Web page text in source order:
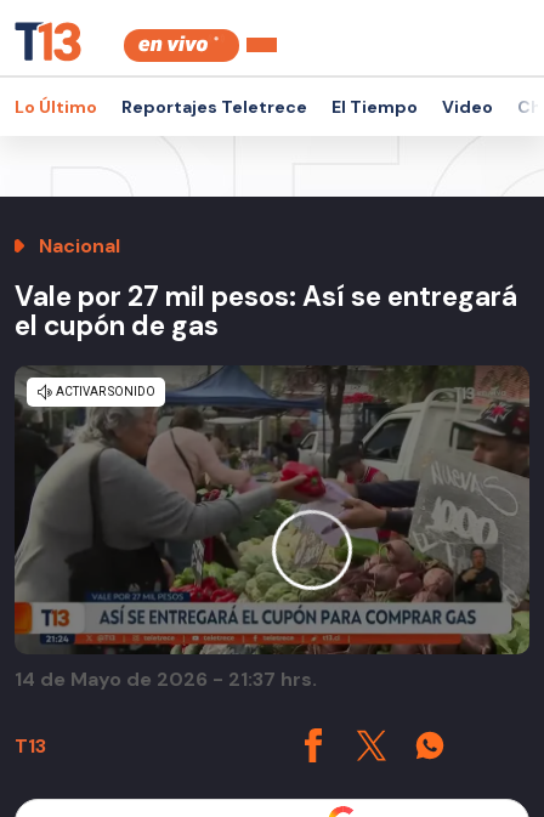
Lo Último Reportajes Teletrece El Tiempo Video
Nacional
Vale por 27 mil pesos: Así se entregará
el cupón de gas
T13
14 de Mayo de 2026 - 21:37 hrs.